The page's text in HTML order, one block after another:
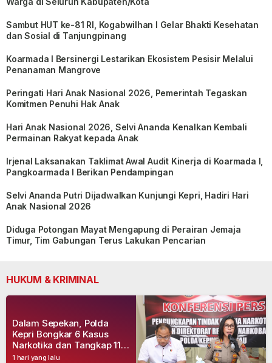
Sambut HUT ke-81 RI, Kogabwilhan I Gelar Bhakti Kesehatan
dan Sosial di Tanjungpinang
Koarmada I Bersinergi Lestarikan Ekosistem Pesisir Melalui
Penanaman Mangrove
Peringati Hari Anak Nasional 2026, Pemerintah Tegaskan
Komitmen Penuhi Hak Anak
Hari Anak Nasional 2026, Selvi Ananda Kenalkan Kembali
Permainan Rakyat kepada Anak
Irjenal Laksanakan Taklimat Awal Audit Kinerja di Koarmada I,
Pangkoarmada I Berikan Pendampingan
Selvi Ananda Putri Dijadwalkan Kunjungi Kepri, Hadiri Hari
Anak Nasional 2026
Diduga Potongan Mayat Mengapung di Perairan Jemaja
Timur, Tim Gabungan Terus Lakukan Pencarian
HUKUM & KRIMINAL
1 hari yang lalu
Dalam Sepekan, Polda
Kepri Bongkar 6 Kasus
Narkotika dan Tangkap 11
Tersangka